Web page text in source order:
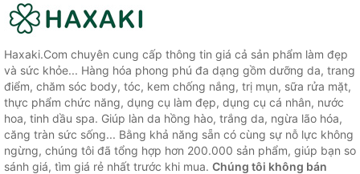
Haxaki.Com chuyên cung cấp thông tin giá cả sản phẩm làm đẹp
và sức khỏe... Hàng hóa phong phú đa dạng gồm dưỡng da, trang
điểm, chăm sóc body, tóc, kem chống nắng, trị mụn, sữa rửa mặt,
thực phẩm chức năng, dụng cụ làm đẹp, dụng cụ cá nhân, nước
hoa, tinh dầu spa. Giúp làn da hồng hào, trắng da, ngừa lão hóa,
căng tràn sức sống... Bằng khả năng sẵn có cùng sự nỗ lực không
ngừng, chúng tôi đã tổng hợp hơn 200.000 sản phẩm, giúp bạn so
sánh giá, tìm giá rẻ nhất trước khi mua. Chúng tôi không bán